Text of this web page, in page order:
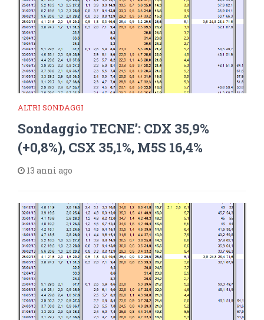
ALTRI SONDAGGI
Sondaggio TECNE’: CDX 35,9%
(+0,8%), CSX 35,1%, M5S 16,4%
13 anni ago